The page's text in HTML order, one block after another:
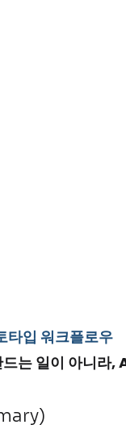
타입 워크플로우
는 일이 아니라,